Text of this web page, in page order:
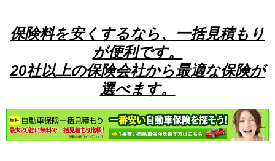
保険料を安くするなら、一括見積もり
が便利です。
20社以上の保険会社から最適な保険が
選べます。